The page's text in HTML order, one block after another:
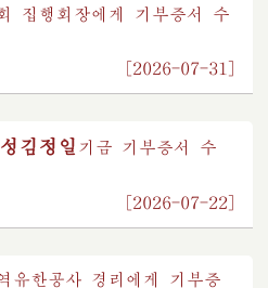
집행회장에게 기부증서 수
[2026-07-31]
김정일 기금 기부증서 수
[2026-07-22]
유한공사 경리에게 기부증